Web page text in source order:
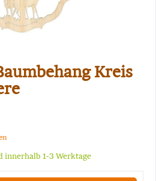
Kreis
innerhalb 1-3 Werktage